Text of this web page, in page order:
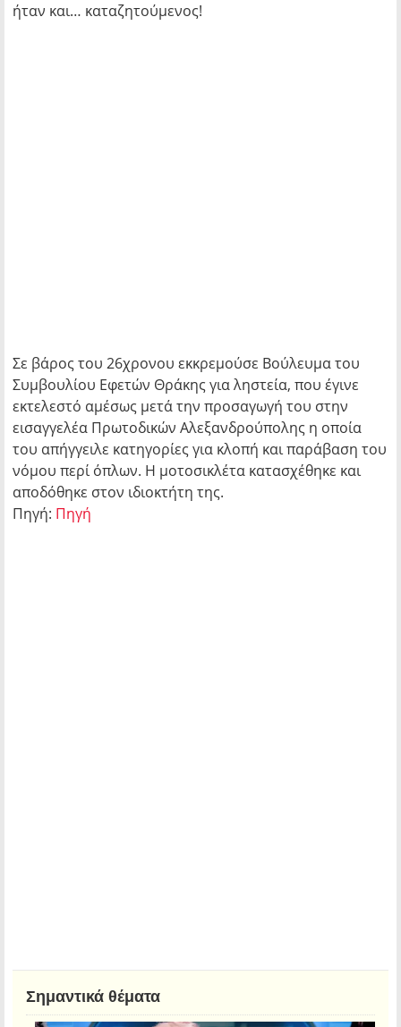
ήταν και… καταζητούμενος!
Σε βάρος του 26χρονου εκκρεμούσε Βούλευμα του
Συμβουλίου Εφετών Θράκης για ληστεία, που έγινε
εκτελεστό αμέσως μετά την προσαγωγή του στην
εισαγγελέα Πρωτοδικών Αλεξανδρούπολης η οποία
του απήγγειλε κατηγορίες για κλοπή και παράβαση του
νόμου περί όπλων. Η μοτοσικλέτα κατασχέθηκε και
αποδόθηκε στον ιδιοκτήτη της.
Πηγή: Πηγή
Σημαντικά θέματα